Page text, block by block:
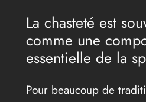
La chasteté est
comme une
essentielle de la
Pour beaucoup de